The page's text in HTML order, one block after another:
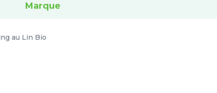
Marque
au Lin Bio